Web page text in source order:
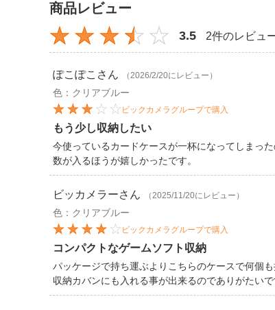
商品レビュー
3.5 2件のレビュ
ぽこぽこ さん （2026/2/20にレビュー）
色：クリアブルー
ビックカメラグループで購入
もう少し収納したい
今使っているカードケースが一杯になってしまっ
数が入るほうが嬉しかったです。
ビッカメラーさん （2025/11/20にレビュー）
色：クリアブルー
ビックカメラグループで購入
コンパクトなゲームソフト収納
パッケージで持ち運ぶよりこちらのケースで何個
収納カバンにも入れる事が出来るのでありがたいで